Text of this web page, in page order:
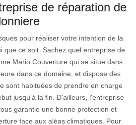
de réparation de
pour réaliser votre intention de la
que ce soit. Sachez quel entreprise de
Mario Couverture qui se situe dans
dans ce domaine, et dispose des
sont habituées de prendre en charge
jusqu'à la fin. D'ailleurs, l'entreprise
garantie une bonne protection et
face aux aléas climatiques. Pour